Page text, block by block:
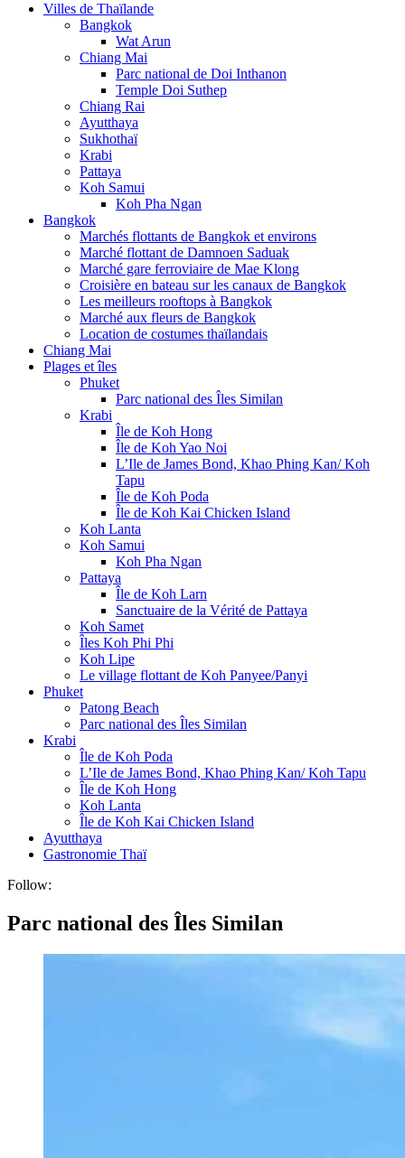
Villes de Thaïlande
Bangkok
Wat Arun
Chiang Mai
Parc national de Doi Inthanon
Temple Doi Suthep
Chiang Rai
Ayutthaya
Sukhothaï
Krabi
Pattaya
Koh Samui
Koh Pha Ngan
Bangkok
Marchés flottants de Bangkok et environs
Marché flottant de Damnoen Saduak
Marché gare ferroviaire de Mae Klong
Croisière en bateau sur les canaux de Bangkok
Les meilleurs rooftops à Bangkok
Marché aux fleurs de Bangkok
Location de costumes thaïlandais
Chiang Mai
Plages et îles
Phuket
Parc national des Îles Similan
Krabi
Île de Koh Hong
Île de Koh Yao Noi
L’Ile de James Bond, Khao Phing Kan/ Koh
Tapu
Île de Koh Poda
Île de Koh Kai Chicken Island
Koh Lanta
Koh Samui
Koh Pha Ngan
Pattaya
Île de Koh Larn
Sanctuaire de la Vérité de Pattaya
Koh Samet
Îles Koh Phi Phi
Koh Lipe
Le village flottant de Koh Panyee/Panyi
Phuket
Patong Beach
Parc national des Îles Similan
Krabi
Île de Koh Poda
L’Ile de James Bond, Khao Phing Kan/ Koh Tapu
Île de Koh Hong
Koh Lanta
Île de Koh Kai Chicken Island
Ayutthaya
Gastronomie Thaï
Follow:
Parc national des Îles Similan